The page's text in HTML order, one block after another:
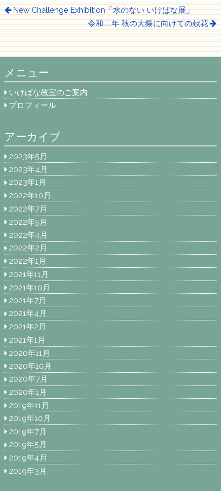
New Challenge Exhibition「水のない いけばな展」
令和二年 秋の大祭に向けての献花
メニュー
いけばな教室のご案内
プロフィール
アーカイブ
2023年5月
2023年4月
2023年1月
2022年10月
2022年7月
2022年5月
2022年4月
2022年2月
2022年1月
2021年11月
2021年10月
2021年7月
2021年4月
2021年2月
2021年1月
2020年11月
2020年10月
2020年7月
2020年1月
2019年11月
2019年10月
2019年7月
2019年5月
2019年4月
2019年3月